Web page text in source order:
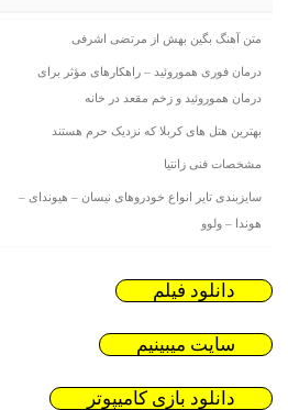
متن آهنگ بگین بهش از مرتضی اشرفی
درمان فوری هموروئید – راهکارهای مؤثر برای
درمان هموروئید و زخم مقعد در خانه
بهترین هتل های کربلا که نزدیک حرم هستند
مشخصات فنی زانتیا
سایزبندی تایر انواع خودروهای نیسان – هیوندای –
هوندا – ولوو
دانلود فیلم
سایت میبینیم
دانلود بازی کامیپوتر